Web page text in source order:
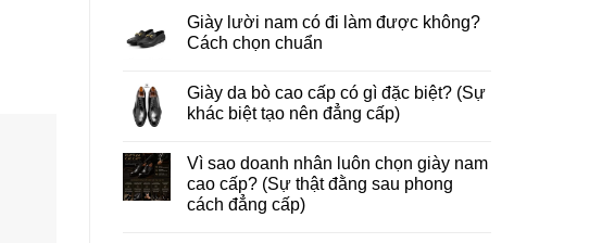
Giày lười nam có đi làm được không?
Cách chọn chuẩn
Giày da bò cao cấp có gì đặc biệt? (Sự
khác biệt tạo nên đẳng cấp)
Vì sao doanh nhân luôn chọn giày nam
cao cấp? (Sự thật đằng sau phong
cách đẳng cấp)